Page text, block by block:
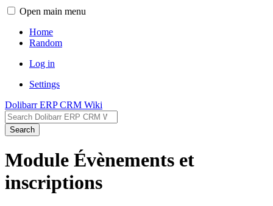
Open main menu
Home
Random
Log in
Settings
Dolibarr ERP CRM Wiki
Search
Module Évènements et
inscriptions